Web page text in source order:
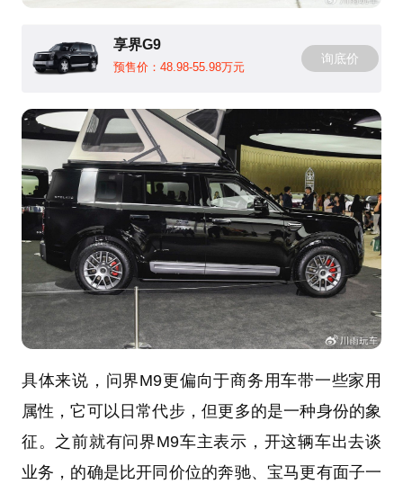
享界G9
预售价：48.98-55.98万元
询底价
具体来说，问界M9更偏向于商务用车带一些家用
属性，它可以日常代步，但更多的是一种身份的象
征。之前就有问界M9车主表示，开这辆车出去谈
业务，的确是比开同价位的奔驰、宝马更有面子一